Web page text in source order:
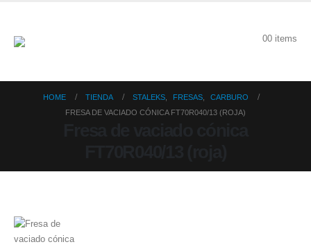
00 items
HOME TIENDA STALEKS FRESAS
CARBURO
FRESA DE VACIADO CÓNICA FT70R040/13 (ROJA)